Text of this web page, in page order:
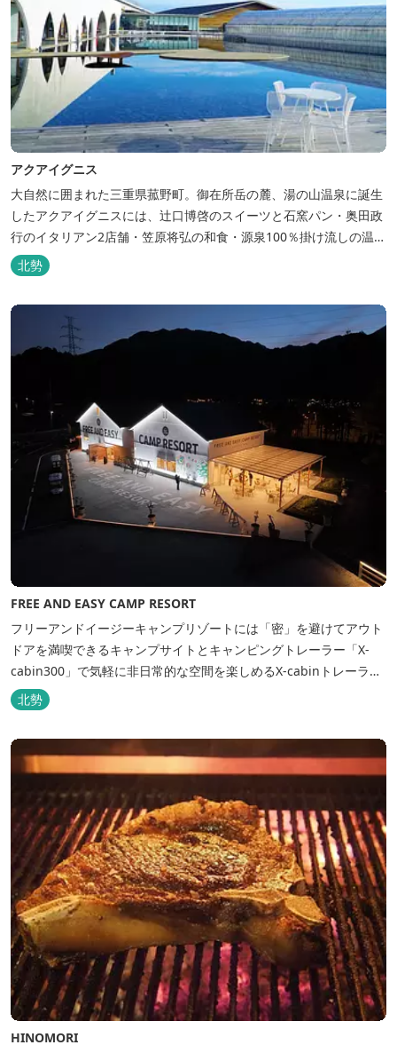
アクアイグニス
大自然に囲まれた三重県菰野町。御在所岳の麓、湯の山温泉に誕生
したアクアイグニスには、辻󠄀口博啓のスイーツと石窯パン・奥田政
行のイタリアン2店舗・笠原将弘の和食・源泉100％掛け流しの温
泉・宿泊棟・離れ宿・苺ハウス・ギャラリーなど、様々な『癒し』
と『食』が集結しております。 【『癒し』の追求 】 ◆源泉100%
掛け流し「片岡温泉」 片岡温泉は、地下1,200ｍより湯口で約42℃
北勢
FREE AND EASY CAMP RESORT
フリーアンドイージーキャンプリゾートには「密」を避けてアウト
ドアを満喫できるキャンプサイトとキャンピングトレーラー「X-
cabin300」で気軽に非日常的な空間を楽しめるX-cabinトレーラー
サイト、日帰り手ぶらBBQやドッグラン・ドッグサロン、貸切サウ
ナ施設などを完備、キャンプしながら併設している片岡温泉「アク
アイグニス」の入浴利用もできるキャンプリゾートです。
北勢
HINOMORI